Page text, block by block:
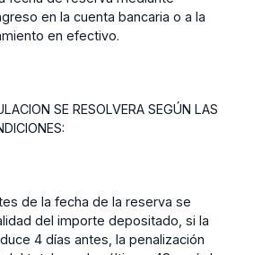
en la cuenta bancaria o a la
en efectivo.
SE RESOLVERA SEGÚN LAS
de la fecha de la reserva se
del importe depositado, si la
4 días antes, la penalización